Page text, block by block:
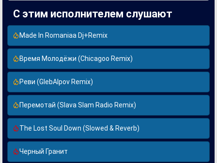
С этим исполнителем слушают
Made In Romaniaa Dj+Remix
Время Молодёжи (Chicagoo Remix)
Реви (GlebAlpov Remix)
Перемотай (Slava Slam Radio Remix)
The Lost Soul Down (Slowed & Reverb)
Черный Гранит